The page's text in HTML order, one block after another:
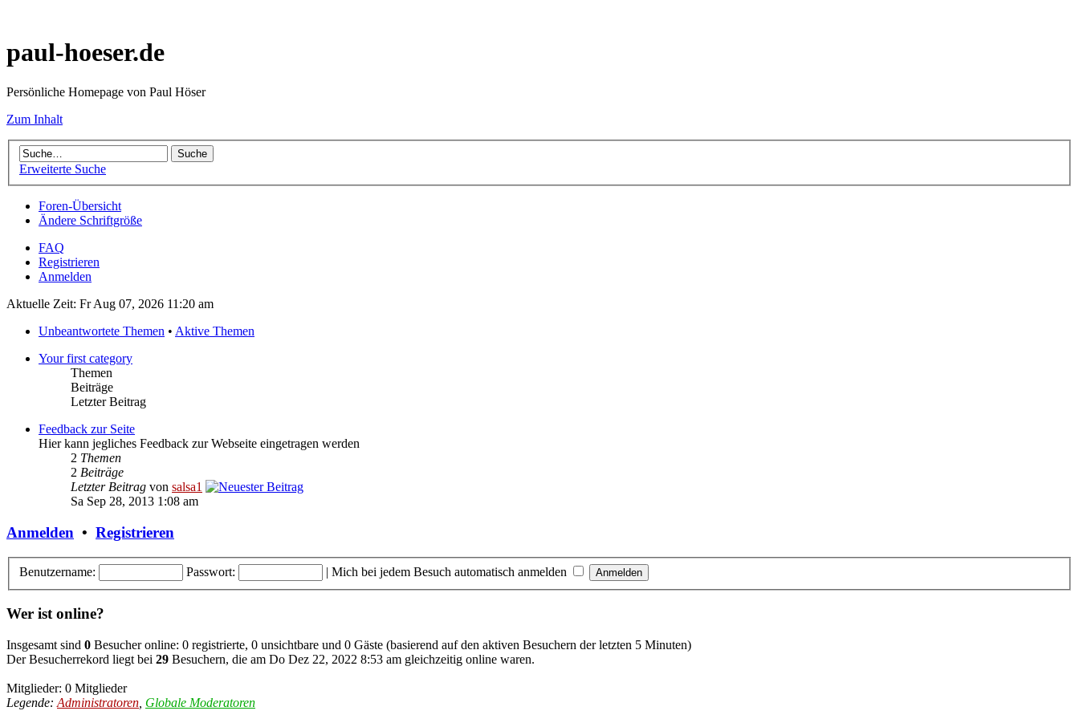
paul-hoeser.de
Persönliche Homepage von Paul Höser
Zum Inhalt
Erweiterte Suche
Foren-Übersicht
Ändere Schriftgröße
FAQ
Registrieren
Anmelden
Aktuelle Zeit: Fr Aug 07, 2026 11:20 am
Unbeantwortete Themen • Aktive Themen
Your first category
Themen
Beiträge
Letzter Beitrag
Feedback zur Seite
Hier kann jegliches Feedback zur Webseite eingetragen werden
2 Themen
2 Beiträge
Letzter Beitrag von salsa1
Sa Sep 28, 2013 1:08 am
Anmelden • Registrieren
Benutzername: Passwort: | Mich bei jedem Besuch automatisch anmelden
Wer ist online?
Insgesamt sind 0 Besucher online: 0 registrierte, 0 unsichtbare und 0 Gäste (basierend auf den aktiven Besuchern der letzten 5 Minuten)
Der Besucherrekord liegt bei 29 Besuchern, die am Do Dez 22, 2022 8:53 am gleichzeitig online waren.
Mitglieder: 0 Mitglieder
Legende: Administratoren Globale Moderatoren